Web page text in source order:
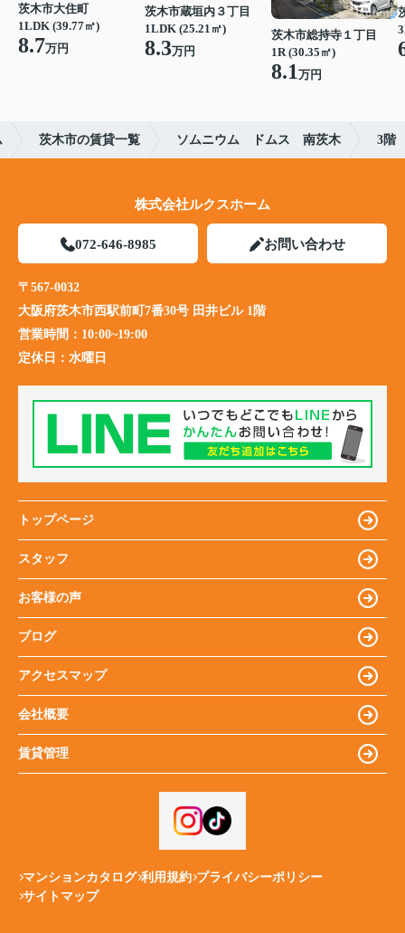
茨木市大住町
1LDK (39.77㎡)
8.7万円
茨木市蔵垣内３丁目
1LDK (25.21㎡)
8.3万円
茨木市総持寺１丁目
1R (30.35㎡)
8.1万円
茨木市の賃貸一覧 ソムニウム ドムス 南茨木 3階
株式会社ルクスホーム
072-646-8985 お問い合わせ
〒567-0032
大阪府茨木市西駅前町7番30号 田井ビル 1階
営業時間： 10:00~19:00
定休日： 水曜日
トップページ
スタッフ
お客様の声
ブログ
アクセスマップ
会社概要
賃貸管理
マンションカタログ 利用規約 プライバシーポリシー
サイトマップ